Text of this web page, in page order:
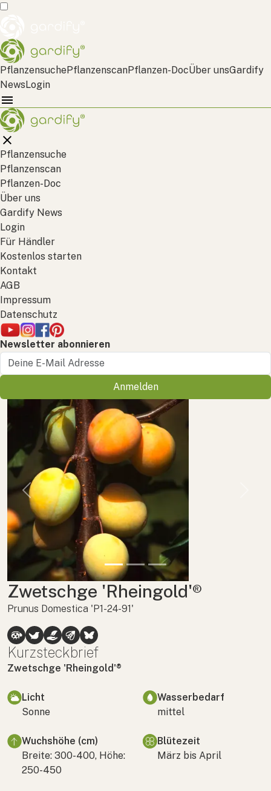
PflanzensuchePflanzenscanPflanzen-DocÜber unsGardify
NewsLogin
Pflanzensuche
Pflanzenscan
Pflanzen-Doc
Über uns
Gardify News
Login
Für Händler
Kostenlos starten
Kontakt
AGB
Impressum
Datenschutz
Newsletter abonnieren
Anmelden
Previous
Zwetschge 'Rheingold'®
Prunus Domestica 'P1-24-91'
Kurzsteckbrief
Zwetschge 'Rheingold'®
Licht
Sonne
Wasserbedarf
mittel
Wuchshöhe (cm)
Breite: 300-400, Höhe:
250-450
Blütezeit
März bis April